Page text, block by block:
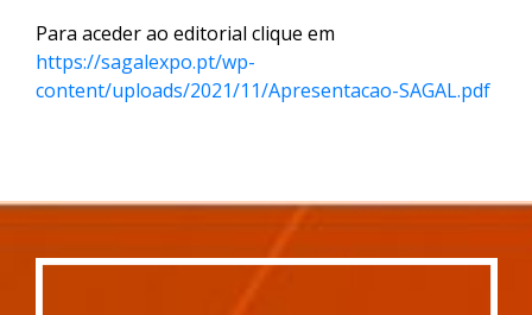
Para aceder ao editorial clique em
https://sagalexpo.pt/wp-
content/uploads/2021/11/Apresentacao-SAGAL.pdf